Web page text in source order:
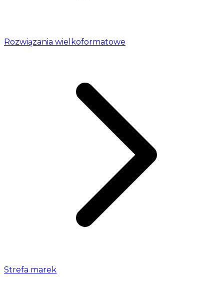
Rozwiązania wielkoformatowe
Strefa marek